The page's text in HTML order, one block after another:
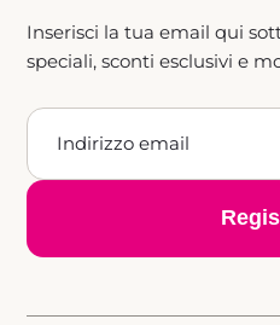
Inserisci la tua email qui
speciali, sconti esclusivi e